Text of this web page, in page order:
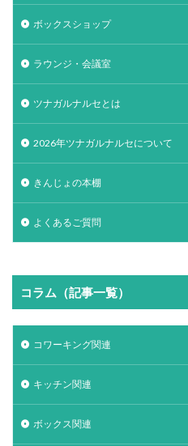
ボックスショップ
ラウンジ・会議室
ツナガルナルセとは
2026年ツナガルナルセについて
きんじょの本棚
よくあるご質問
コラム（記事一覧）
コワーキング関連
キッチン関連
ボックス関連